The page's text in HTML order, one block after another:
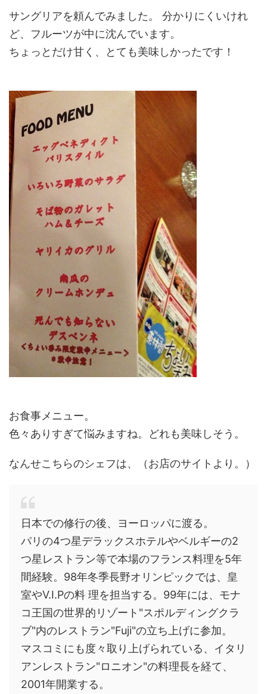
サングリアを頼んでみました。 分かりにくいけれ
ど、フルーツが中に沈んでいます。
ちょっとだけ甘く、とても美味しかったです！
お食事メニュー。
色々ありすぎて悩みますね。どれも美味しそう。
なんせこちらのシェフは、（お店のサイトより。）
日本での修行の後、ヨーロッパに渡る。
パリの4つ星デラックスホテルやベルギーの2
つ星レストラン等で本場のフランス料理を5年
間経験。98年冬季長野オリンピックでは、皇
室やV.I.Pの料 理を担当する。99年には、モナ
コ王国の世界的リゾート"スポルディングクラ
ブ"内のレストラン"Fuji"の立ち上げに参加。
マスコミにも度々取り上げられている、イタリ
アンレストラン"ロニオン"の料理長を経て、
2001年開業する。